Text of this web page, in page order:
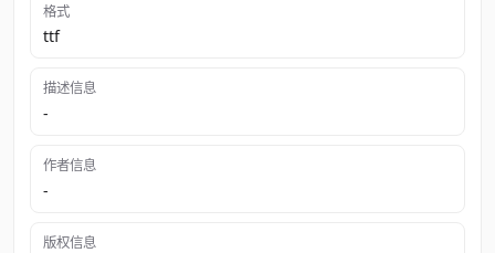
格式
ttf
描述信息
-
作者信息
-
版权信息